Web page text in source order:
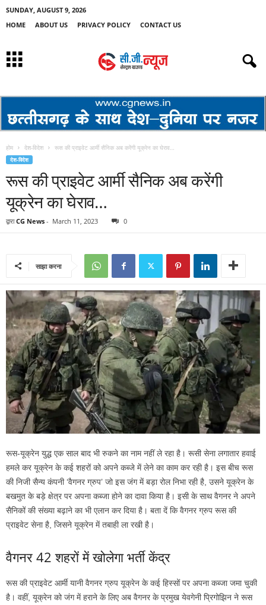
SUNDAY, AUGUST 9, 2026
HOME
ABOUT US PRIVACY POLICY CONTACT US
होम देश-विदेश रूस की प्राइवेट आर्मी सैनिक अब करेंगी यूक्रेन का घेराव…
देश-विदेश
रूस की प्राइवेट आर्मी सैनिक अब करेंगी
यूक्रेन का घेराव…
द्वारा CG News - March 11, 2023 0
साझा करना
रूस-यूक्रेन युद्ध एक साल बाद भी रुकने का नाम नहीं ले रहा है। रूसी सेना लगातार हवाई
हमले कर यूक्रेन के कई शहरों को अपने कब्जे में लेने का काम कर रही है। इस बीच रूस
की निजी सैन्य कंपनी ‘वैगनर ग्रुप’ जो इस जंग में बड़ा रोल निभा रही है, उसने यूक्रेन के
बखमुत के बड़े क्षेत्र पर अपना कब्जा होने का दावा किया है। इसी के साथ वैगनर ने अपने
सैनिकों की संख्या बढ़ाने का भी एलान कर दिया है। बता दें कि वैगनर ग्रुप रूस की
प्राइवेट सेना है, जिसने यूक्रेन में तबाही ला रखी है।
वैगनर 42 शहरों में खोलेगा भर्ती केंद्र
रूस की प्राइवेट आर्मी यानी वैगनर ग्रुप यूक्रेन के कई हिस्सों पर अपना कब्जा जमा चुकी
है। वहीं, यूक्रेन को जंग में हराने के लिए अब वैगनर के प्रमुख येवगेनी प्रिगोझिन ने रूस